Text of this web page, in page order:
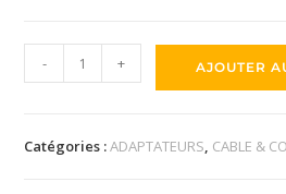
- + AJOUTER
Catégories :ADAPTATEURS, CABLE &